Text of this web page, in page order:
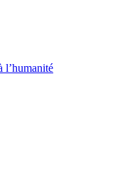
l’humanité